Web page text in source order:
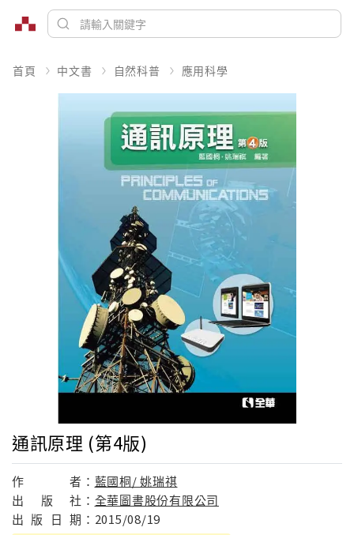
首頁 中文書 自然科普 應用科學
通訊原理 (第4版)
作 者： 藍國桐/ 姚瑞祺
出
版 社： 全華圖書股份有限公司
出 版 日 期： 2015/08/19